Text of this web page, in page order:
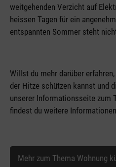
weitgehenden Verzicht auf
heissen Tagen für ein
entspannten Sommer steht
Willst du mehr darüber
der Hitze schützen kannst und
unserer Informationsseite zum
findest du weitere
Mehr zum Thema Wohnung